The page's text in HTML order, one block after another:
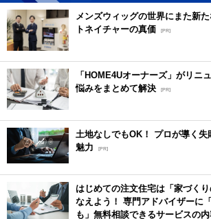
メンズウィッグの世界にまた新
トネイチャーの真価 [PR]
「HOME4Uオーナーズ」がリニ
悩みをまとめて解決 [PR]
土地なしでもOK！ プロが導く失
魅力
[PR]
はじめての注文住宅は「家づく
なえよう！ 専門アドバイザーに
も」無料相談できるサービスの